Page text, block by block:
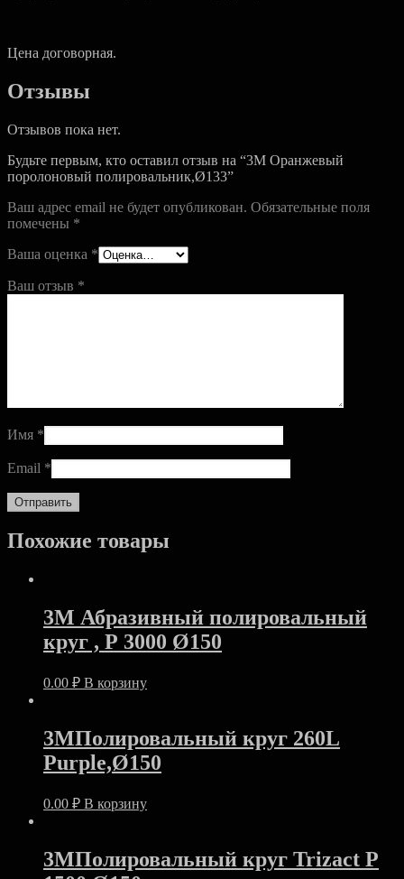
Цена договорная.
Отзывы
Отзывов пока нет.
Будьте первым, кто оставил отзыв на “3M Оранжевый
поролоновый полировальник,Ø133”
Ваш адрес email не будет опубликован. Обязательные поля
помечены *
Ваша оценка *
Ваш отзыв *
Имя *
Email *
Похожие товары
3M Абразивный полировальный
круг , Р 3000 Ø150
0.00 ₽ В корзину
3МПолировальный круг 260L
Purplе,Ø150
0.00 ₽ В корзину
3MПолировальный круг Trizact Р